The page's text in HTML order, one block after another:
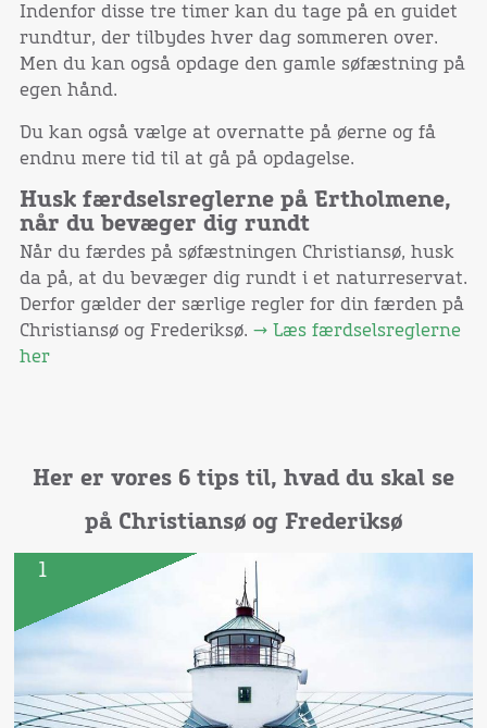
Indenfor disse tre timer kan du tage på en guidet
rundtur, der tilbydes hver dag sommeren over.
Men du kan også opdage den gamle søfæstning på
egen hånd.
Du kan også vælge at overnatte på øerne og få
endnu mere tid til at gå på opdagelse.
Husk færdselsreglerne på Ertholmene,
når du bevæger dig rundt
Når du færdes på søfæstningen Christiansø, husk
da på, at du bevæger dig rundt i et naturreservat.
Derfor gælder der særlige regler for din færden på
Christiansø og Frederiksø. → Læs færdselsreglerne
her
Her er vores 6 tips til, hvad du skal se
på Christiansø og Frederiksø
1